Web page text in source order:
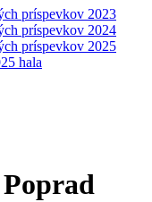
príspevkov 2023
príspevkov 2024
príspevkov 2025
hala